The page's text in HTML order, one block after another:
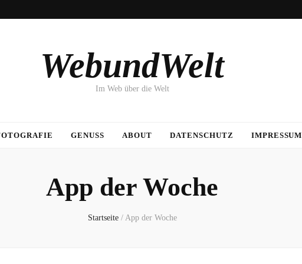
WebundWelt
Im Web über die Welt
GENUSS ABOUT DATENSCHUTZ IMPRESSUM
App der Woche
Startseite / App der Woche